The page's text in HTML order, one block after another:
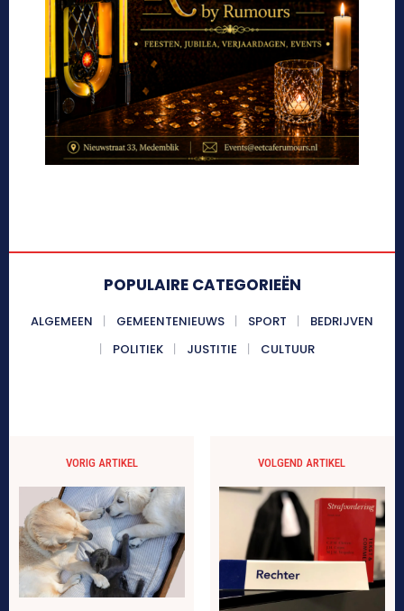
POPULAIRE CATEGORIEËN
ALGEMEEN GEMEENTENIEUWS SPORT
BEDRIJVEN
POLITIEK
JUSTITIE CULTUUR
VORIG ARTIKEL VOLGEND ARTIKEL